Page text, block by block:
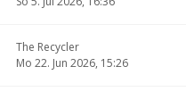
The Recycler
Mo 22. Jun 2026, 15:26